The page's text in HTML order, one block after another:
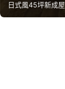
日式風45坪新成屋